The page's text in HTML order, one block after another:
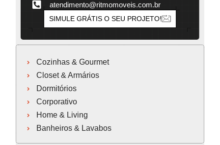
atendimento@ritmomoveis.com.br
SIMULE GRÁTIS O SEU PROJETO!
Cozinhas & Gourmet
Closet & Armários
Dormitórios
Corporativo
Home & Living
Banheiros & Lavabos